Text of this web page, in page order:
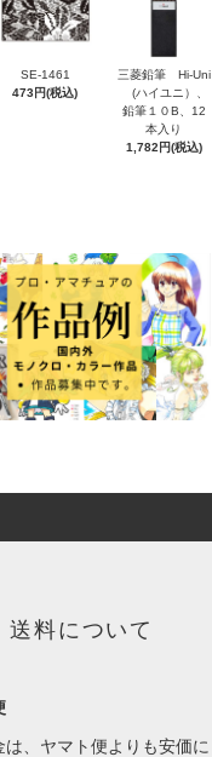
SE-1461
473円(税込)
三菱鉛筆 Hi-Uni
(ハイユニ）、
鉛筆１０B、12
本入り
1,782円(税込)
送料について
は、ヤマト便よりも安価に